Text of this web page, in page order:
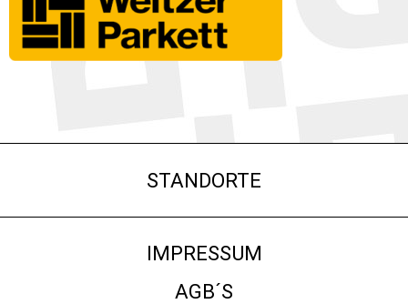
STANDORTE
IMPRESSUM
AGB´S